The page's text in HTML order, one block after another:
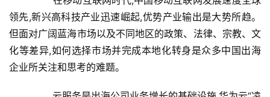
领先,新兴高科技产业迅速崛起,优势产业输出是大势所趋。
但面对广阔蓝海市场以及不同地区的政策、法律、宗教、文
化等差异,如何选择市场并完成本地化转身是众多中国出海
企业所关注和思考的难题。